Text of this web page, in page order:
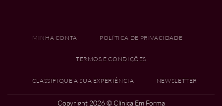
MINHA CONTA POLÍTICA DE PRIVACIDADE
TERMOS E CONDIÇÕES
CLASSIFIQUE A SUA EXPERIÊNCIA NEWSLETTER
Copyright 2026 © Clínica Em Forma